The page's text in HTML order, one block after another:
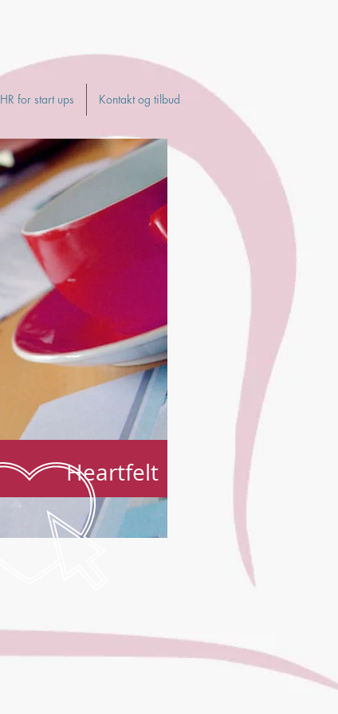
HR for start ups Kontakt og tilbud
Heartfelt